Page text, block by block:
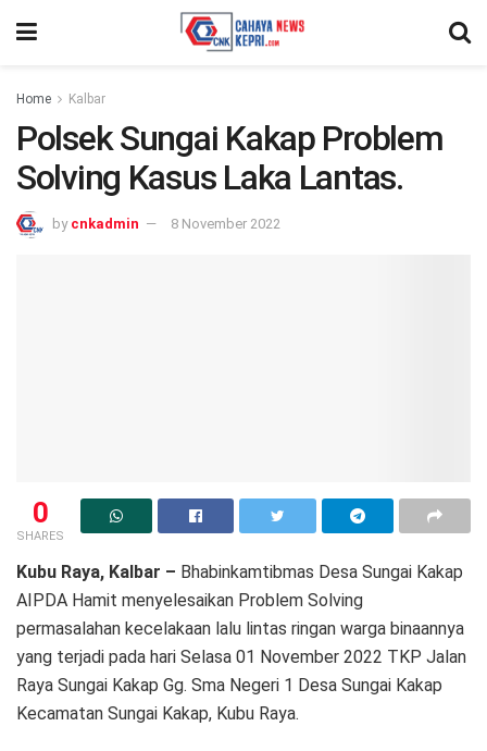
Home Kalbar
Polsek Sungai Kakap Problem
Solving Kasus Laka Lantas.
by cnkadmin 8 November 2022
0
SHARES
Kubu Raya, Kalbar – Bhabinkamtibmas Desa Sungai Kakap
AIPDA Hamit menyelesaikan Problem Solving
permasalahan kecelakaan lalu lintas ringan warga binaannya
yang terjadi pada hari Selasa 01 November 2022 TKP Jalan
Raya Sungai Kakap Gg. Sma Negeri 1 Desa Sungai Kakap
Kecamatan Sungai Kakap, Kubu Raya.